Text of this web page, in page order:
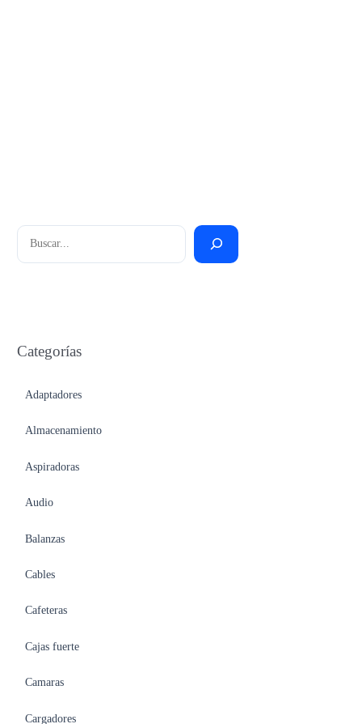
Categorías
Adaptadores
Almacenamiento
Aspiradoras
Audio
Balanzas
Cables
Cafeteras
Cajas fuerte
Camaras
Cargadores